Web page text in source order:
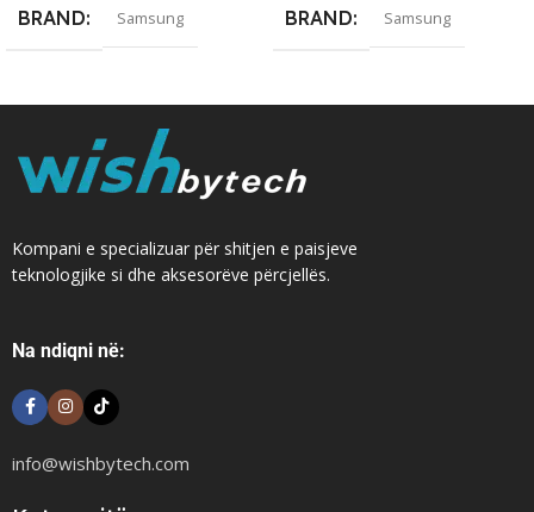
BRAND Samsung BRAND Samsung
Kompani e specializuar për shitjen e paisjeve
teknologjike si dhe aksesorëve përcjellës.
Na ndiqni në:
info@wishbytech.com